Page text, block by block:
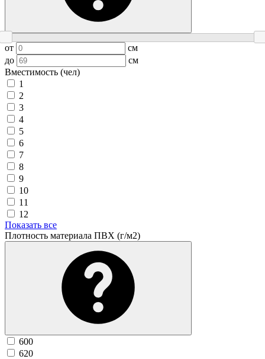
от
см
до
см
Вместимость (чел)
1
2
3
4
5
6
7
8
9
10
11
12
Показать все
Плотность материала ПВХ (г/м2)
600
620